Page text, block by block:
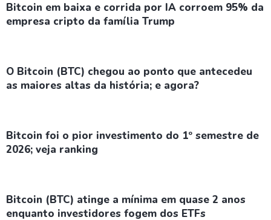
Bitcoin em baixa e corrida por IA corroem 95% da
empresa cripto da família Trump
O Bitcoin (BTC) chegou ao ponto que antecedeu
as maiores altas da história; e agora?
Bitcoin foi o pior investimento do 1º semestre de
2026; veja ranking
Bitcoin (BTC) atinge a mínima em quase 2 anos
enquanto investidores fogem dos ETFs